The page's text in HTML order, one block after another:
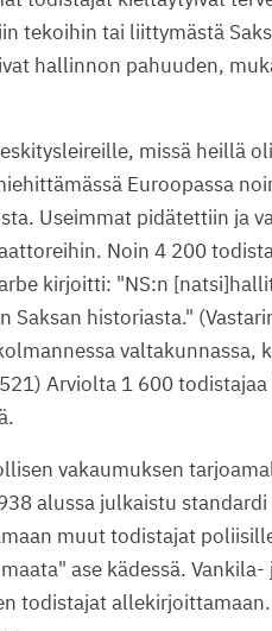
tekoihin tai liittymästä
hallinnon pahuuden,
missä heillä
Euroopassa
Useimmat pidätettiin ja
Noin 4 200
kirjoitti: "NS:n
historiasta."
valtakunnassa,
Arviolta 1 600
vakaumuksen
alussa julkaistu standardi
muut todistajat
ase kädessä.
todistajat